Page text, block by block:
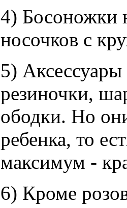
4) Босоножки
носочков с
5)
резиночки,
ободки. Но
ребенка, то
максимум -
6) Кроме